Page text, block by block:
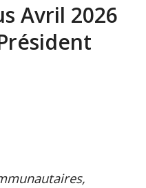
Avril 2026